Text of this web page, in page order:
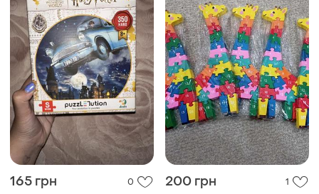
165 грн 0 200 грн 1